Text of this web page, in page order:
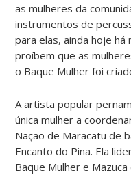
as mulheres da
instrumentos de
para elas, ainda hoje
proíbem que as
o Baque Mulher foi
A artista popular
única mulher a
Nação de Maracatu de
Encanto do Pina. Ela
Baque Mulher e Mazuca